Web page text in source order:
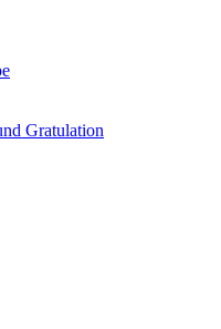
Gratulation